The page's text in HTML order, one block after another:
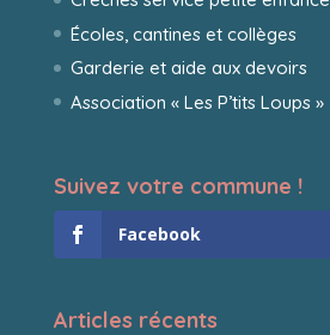
Écoles, cantines et collèges
Garderie et aide aux devoirs
Association « Les P’tits Loups »
Suivez votre commune !
Facebook
Articles récents